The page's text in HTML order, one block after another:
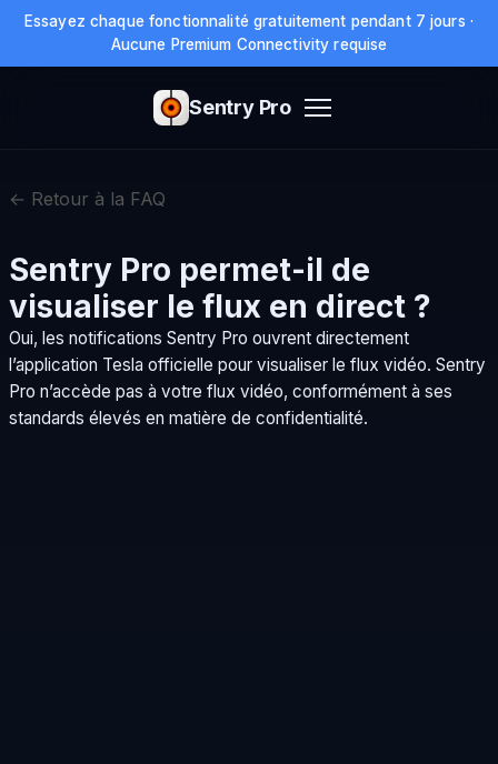
Essayez chaque fonctionnalité gratuitement pendant 7 jours ·
Aucune Premium Connectivity requise
Sentry Pro
← Retour à la FAQ
Sentry Pro permet-il de
visualiser le flux en direct ?
Oui, les notifications Sentry Pro ouvrent directement
l’application Tesla officielle pour visualiser le flux vidéo. Sentry
Pro n’accède pas à votre flux vidéo, conformément à ses
standards élevés en matière de confidentialité.